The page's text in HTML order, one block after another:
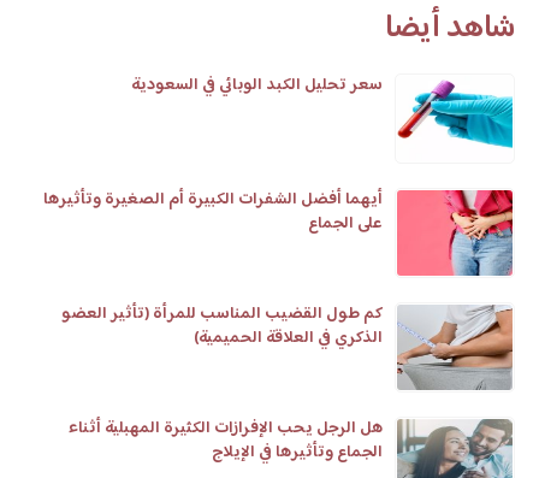
شاهد أيضا
سعر تحليل الكبد الوبائي في السعودية
أيهما أفضل الشفرات الكبيرة أم الصغيرة وتأثيرها
على الجماع
كم طول القضيب المناسب للمرأة (تأثير العضو
الذكري في العلاقة الحميمية)
هل الرجل يحب الإفرازات الكثيرة المهبلية أثناء
الجماع وتأثيرها في الإيلاج